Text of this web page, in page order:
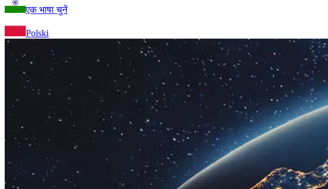
एक भाषा चुनें
Polski